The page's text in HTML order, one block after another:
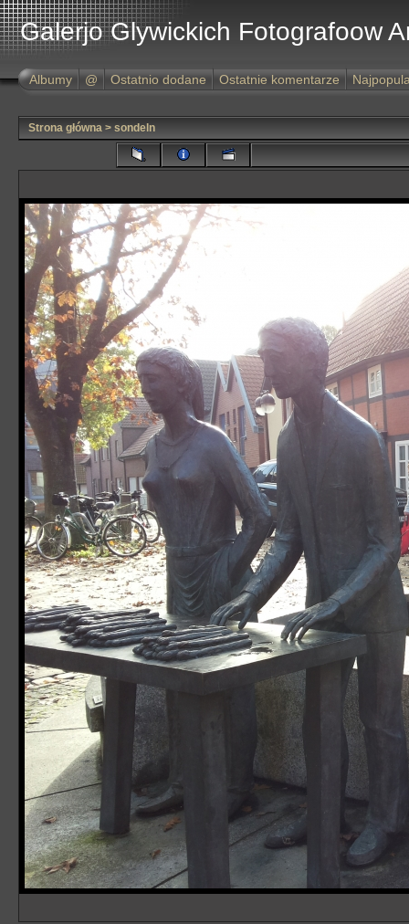
Galerjo Glywickich Fotografoow
Albumy @ Ostatnio dodane Ostatnie komentarze
Strona główna > sondeln